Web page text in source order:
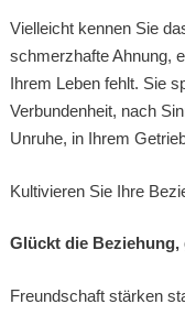
Vielleicht kennen Sie
schmerzhafte Ahnung,
Ihrem Leben fehlt. Sie
Verbundenheit, nach
Unruhe, in Ihrem
Kultivieren Sie Ihre
Glückt die
Freundschaft stärken